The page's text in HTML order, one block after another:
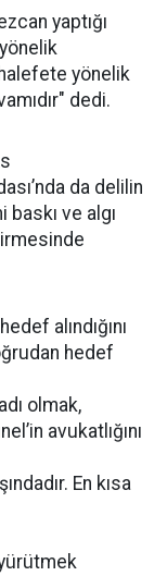
yaptığı
yönelik
dedi.
da delilin
baskı ve algı
alındığını
hedef
olmak,
avukatlığını
En kısa